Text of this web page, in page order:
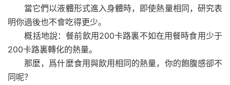
當它們以液體形式進入身體時，即使熱量相同，研究表
明你過後也不會吃得更少。
概括地說：餐前飲用200卡路裏不如在用餐時食用少于
200卡路裏轉化的熱量。
那麼，爲什麼食用與飲用相同的熱量，你的飽腹感卻不
同呢？